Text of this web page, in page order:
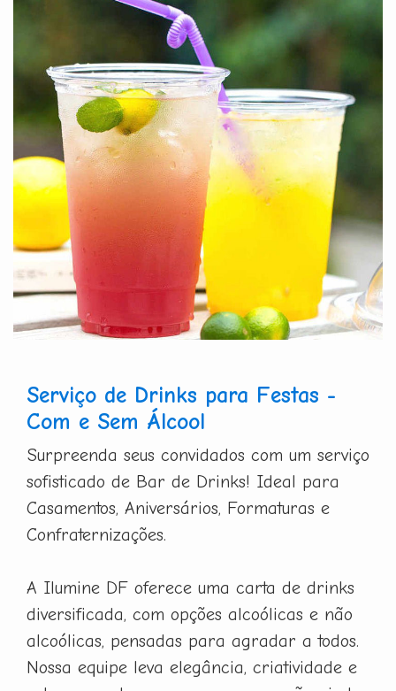
Serviço de Drinks para Festas -
Com e Sem Álcool
Surpreenda seus convidados com um serviço
sofisticado de Bar de Drinks! Ideal para
Casamentos, Aniversários, Formaturas e
Confraternizações.
A Ilumine DF oferece uma carta de drinks
diversificada, com opções alcoólicas e não
alcoólicas, pensadas para agradar a todos.
Nossa equipe leva elegância, criatividade e